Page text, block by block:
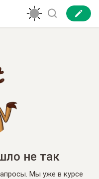
не так
Мы уже в курсе